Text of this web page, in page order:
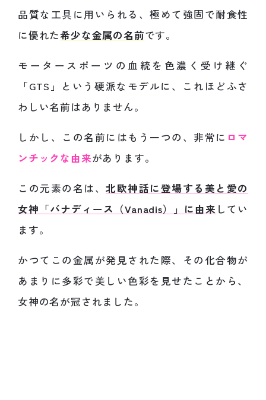
品質な工具に用いられる、極めて強固で耐食性
に優れた希少な金属の名前です。
モータースポーツの血統を色濃く受け継ぐ
「GTS」という硬派なモデルに、これほどふさ
わしい名前はありません。
しかし、この名前にはもう一つの、非常に ロマ
ンチックな由来があります。
この元素の名は、北欧神話に登場する美と愛の
女神「バナディース（Vanadis）」に由来 してい
ます。
かつてこの金属が発見された際、その化合物が
あまりに多彩で美しい色彩を見せたことから、
女神の名が冠されました。